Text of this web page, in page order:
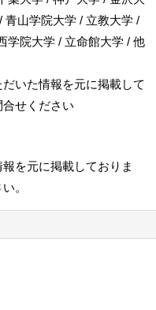
青山学院大学 / 立教大学 /
学院大学 / 立命館大学 / 他
いた情報を元に掲載して
せください
を元に掲載しておりま
。